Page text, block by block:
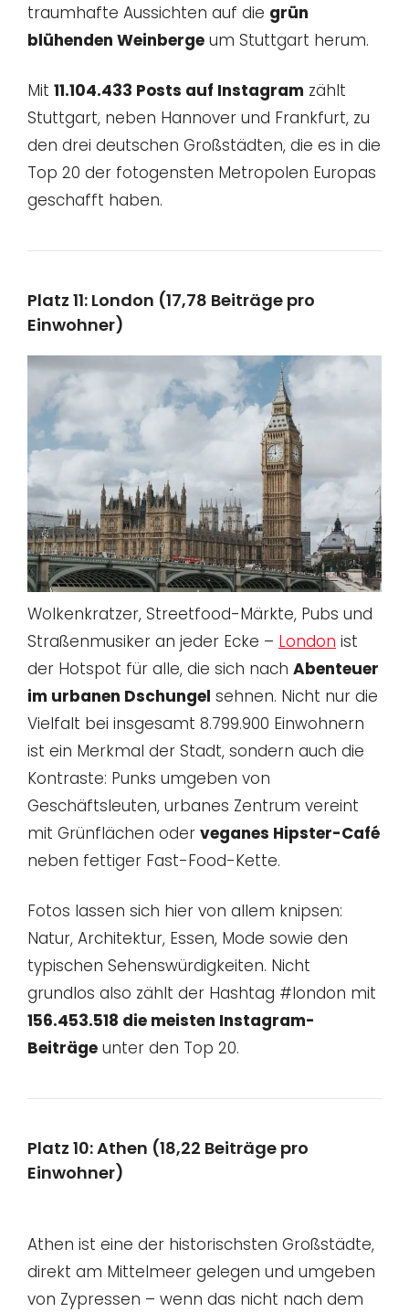
traumhafte Aussichten auf die grün
blühenden Weinberge um Stuttgart herum.
Mit 11.104.433 Posts auf Instagram zählt
Stuttgart, neben Hannover und Frankfurt, zu
den drei deutschen Großstädten, die es in die
Top 20 der fotogensten Metropolen Europas
geschafft haben.
Platz 11: London (17,78 Beiträge pro
Einwohner)
Wolkenkratzer, Streetfood-Märkte, Pubs und
Straßenmusiker an jeder Ecke – London ist
der Hotspot für alle, die sich nach Abenteuer
im urbanen Dschungel sehnen. Nicht nur die
Vielfalt bei insgesamt 8.799.900 Einwohnern
ist ein Merkmal der Stadt, sondern auch die
Kontraste: Punks umgeben von
Geschäftsleuten, urbanes Zentrum vereint
mit Grünflächen oder veganes Hipster-Café
neben fettiger Fast-Food-Kette.
Fotos lassen sich hier von allem knipsen:
Natur, Architektur, Essen, Mode sowie den
typischen Sehenswürdigkeiten. Nicht
grundlos also zählt der Hashtag #london mit
156.453.518 die meisten Instagram-
Beiträge unter den Top 20.
Platz 10: Athen (18,22 Beiträge pro
Einwohner)
Athen ist eine der historischsten Großstädte,
direkt am Mittelmeer gelegen und umgeben
von Zypressen – wenn das nicht nach dem